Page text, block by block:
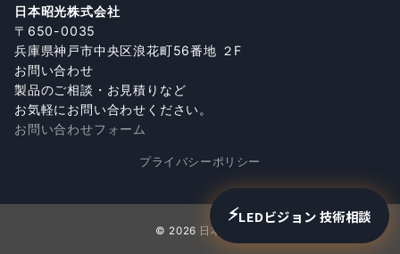
日本昭光株式会社
〒650-0035
兵庫県神戸市中央区浪花町56番地 ２F
お問い合わせ
製品のご相談・お見積りなど
お気軽にお問い合わせください。
お問い合わせフォーム
プライバシーポリシー
© 2026 日本昭光
⚡LEDビジョン 技術相談